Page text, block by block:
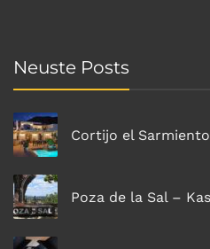
Neuste Posts
Cortijo el
Poza de la Sal –